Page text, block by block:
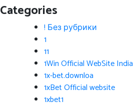
Categories
! Без рубрики
1
11
1Win Official WebSite India
1x-bet.downloa
1xBet Official website
1xbet1